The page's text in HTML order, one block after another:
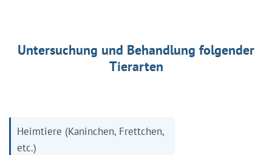
Untersuchung und Behandlung folgender
Tierarten
Heimtiere (Kaninchen, Frettchen,
etc.)